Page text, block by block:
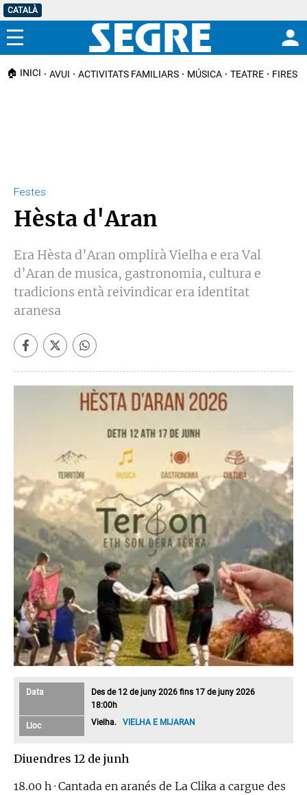
CATALÀ
Menú
🏠 INICI AVUI ACTIVITATS FAMILIARS MÚSICA TEATRE FIRES I
Festes
Hèsta d'Aran
Era Hèsta d’Aran omplirà Vielha e era Val
d’Aran de musica, gastronomia, cultura e
tradicions entà reivindicar era identitat
aranesa
Data
Des de 12 de juny 2026 fins 17 de juny 2026
18:00h
Lloc Vielha.VIELHA E MIJARAN
Diuendres 12 de junh
18.00 h · Cantada en aranés de La Clika a cargue des